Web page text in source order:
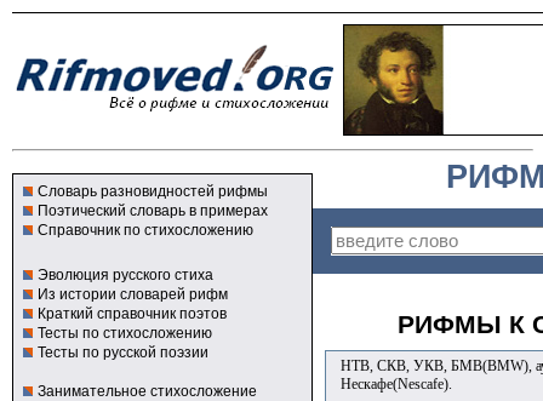
Словарь разновидностей рифмы
Поэтический словарь в примерах
Справочник по стихосложению
Эволюция русского стиха
Из истории словарей рифм
Краткий справочник поэтов
Тесты по стихосложению
Тесты по русской поэзии
Занимательное стихосложение
РИФМЫ К
НТВ, СКВ, УКВ, БМВ(BMW),
Нескафе(Nescafe).